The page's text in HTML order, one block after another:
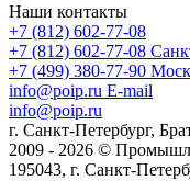
Наши контакты
+7 (812) 602-77-08
+7 (812) 602-77-08
+7 (499) 380-77-90
info@poip.ru E-mail
info@poip.ru
г. Санкт-Петербург,
2009 - 2026 ©
195043, г. Санкт-